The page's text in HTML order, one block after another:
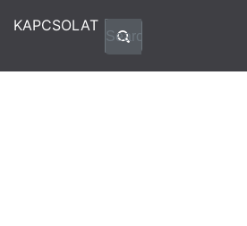
KAPCSOLAT